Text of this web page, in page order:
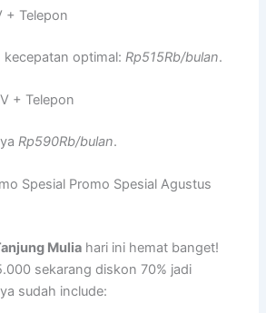
+ Telepon
kecepatan optimal: Rp515Rb/bulan.
+ Telepon
Rp590Rb/bulan.
Spesial Promo Spesial Agustus
Mulia hari ini hemat banget!
sekarang diskon 70% jadi
sudah include: